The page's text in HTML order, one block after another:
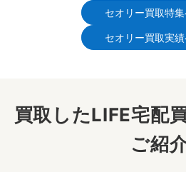
セオリー買取特
セオリー買取実
買取したLIFE宅配
ご紹